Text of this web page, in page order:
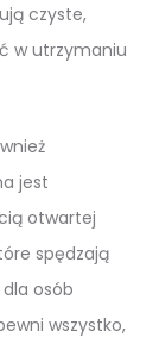
czyste,
w utrzymaniu
jest
otwartej
spędzają
osób
wszystko,